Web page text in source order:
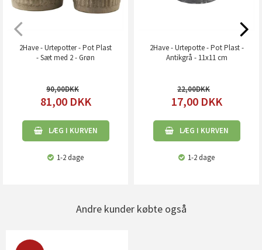
2Have - Urtepotter - Pot Plast
- Sæt med 2 - Grøn
90,00
81,00 DKK
LÆG I KURVEN
1-2 dage
2Have - Urtepotte - Pot Plast -
Antikgrå - 11x11 cm
22,00
17,00 DKK
LÆG I KURVEN
1-2 dage
Andre kunder købte også